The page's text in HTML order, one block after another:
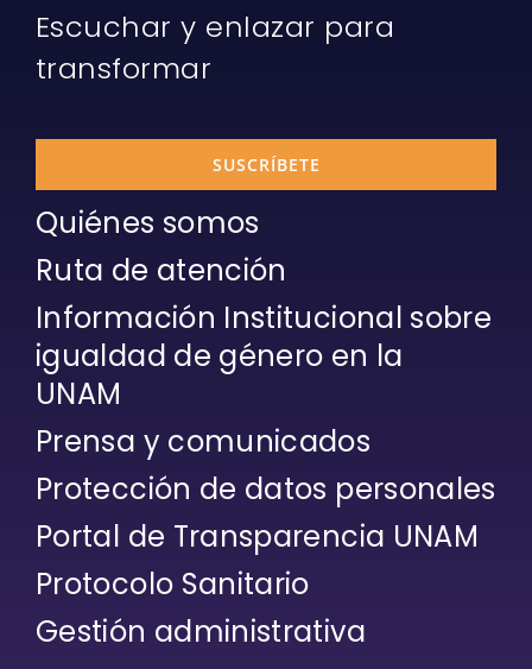
Escuchar y enlazar para
transformar
SUSCRÍBETE
Quiénes somos
Ruta de atención
Información Institucional sobre
igualdad de género en la
UNAM
Prensa y comunicados
Protección de datos personales
Portal de Transparencia UNAM
Protocolo Sanitario
Gestión administrativa